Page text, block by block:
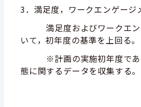
3．満足度，ワークエンゲージ
満足度およびワークエン
いて，初年度の基準を上回る。
※計画の実施初年度であ
態に関するデータを収集する。